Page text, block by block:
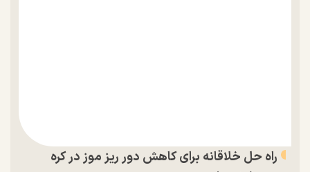
راه حل خلاقانه برای کاهش دور ریز موز در کره